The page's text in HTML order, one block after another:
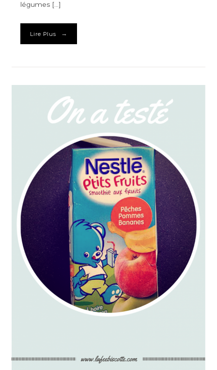
légumes […]
Lire Plus →